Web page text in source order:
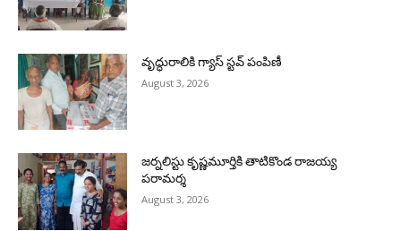
వృద్ధురాలికి గ్యాస్ స్టవ్ పంపిణీ
August 3, 2026
జర్నలిస్టు కృష్ణమూర్తికి తాటికొండ రాజయ్య
పరామర్శ
August 3, 2026